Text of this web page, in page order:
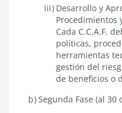
Desarrollo y
Procedimientos
Cada C.C.A.F.
políticas,
herramientas
gestión del
de beneficios o
Segunda Fase (al 30